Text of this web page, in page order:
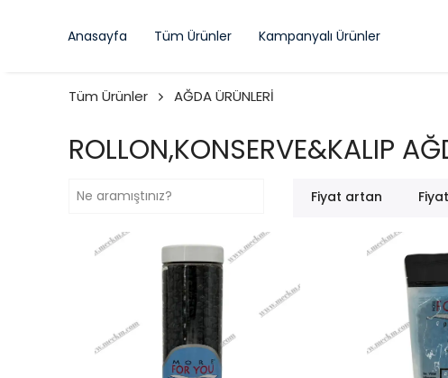
Anasayfa Tüm Ürünler Kampanyalı Ürünler
Tüm Ürünler AĞDA ÜRÜNLERİ
ROLLON,KONSERVE&KALIP
Fiyat artan